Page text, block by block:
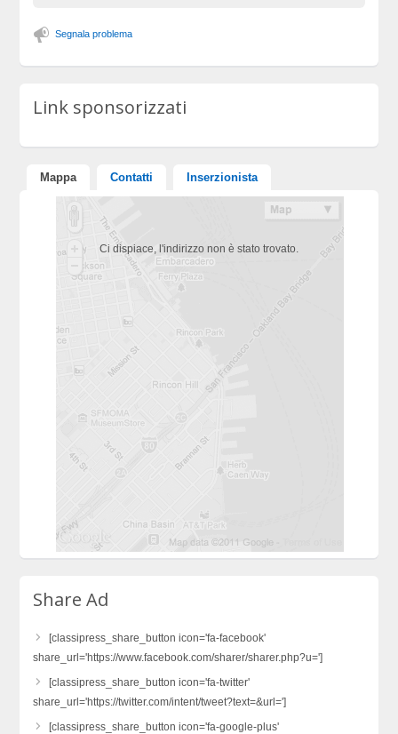
Segnala problema
Link sponsorizzati
Mappa Contatti Inserzionista
Ci dispiace, l'indirizzo non è stato trovato.
Share Ad
[classipress_share_button icon='fa-facebook'
share_url='https://www.facebook.com/sharer/sharer.php?u=']
[classipress_share_button icon='fa-twitter'
share_url='https://twitter.com/intent/tweet?text=&url=']
[classipress_share_button icon='fa-google-plus'